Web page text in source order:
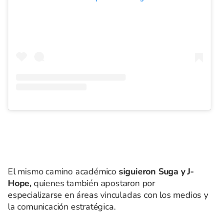
El mismo camino académico siguieron Suga y J-
Hope, quienes también apostaron por
especializarse en áreas vinculadas con los medios y
la comunicación estratégica.